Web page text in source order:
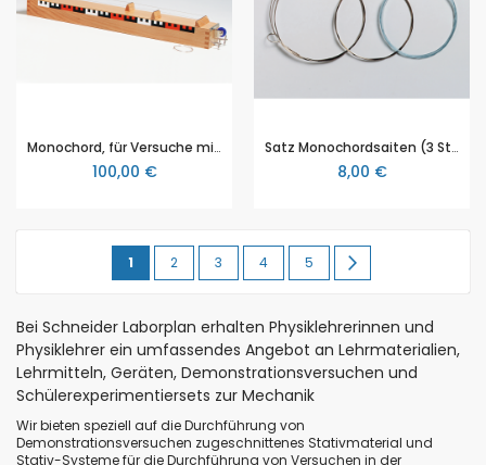
Monochord, für Versuche mit schwingenden Saiten
100,00 €
Satz Monochordsaiten (3 Stück), passend für das Monochord Art. 800100120
8,00 €
Seite
Sie
gerade
Seite
1 Seite
2 Seite
3 Seite
4 Seite
5
Bei Schneider Laborplan erhalten Physiklehrerinnen und
Physiklehrer ein umfassendes Angebot an Lehrmaterialien,
Lehrmitteln, Geräten, Demonstrationsversuchen und
Schülerexperimentiersets zur Mechanik
Wir bieten speziell auf die Durchführung von
Demonstrationsversuchen zugeschnittenes Stativmaterial und
Stativ-Systeme für die Durchführung von Versuchen in der